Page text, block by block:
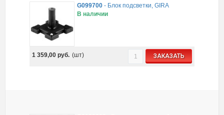
G099700- Блок подсветки, GIRA
В наличии
1 359,00 руб. (шт) ЗАКАЗАТЬ